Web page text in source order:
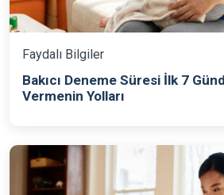
Faydalı Bilgiler
Bakıcı Deneme Süresi İlk 7
Vermenin Yolları